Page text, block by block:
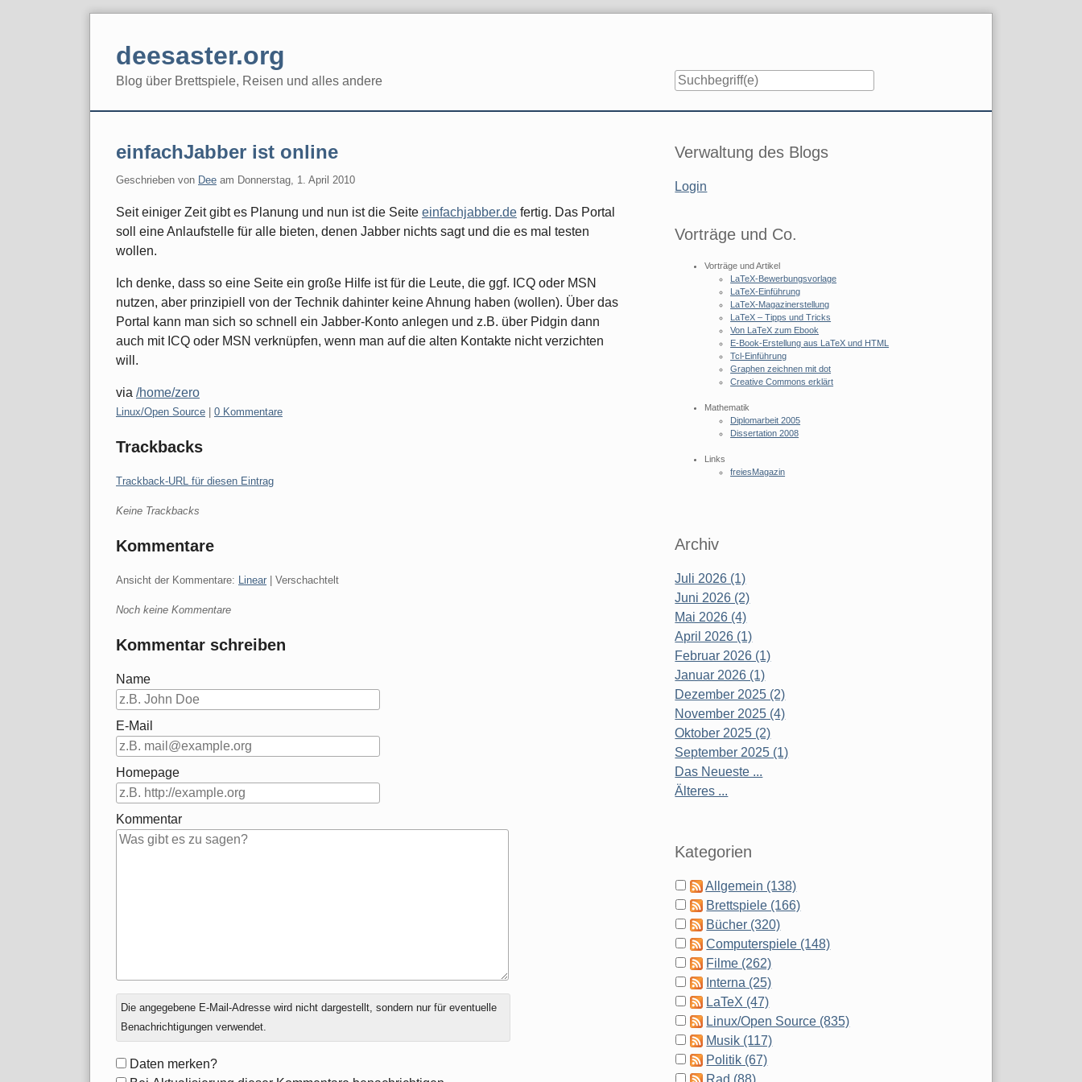
deesaster.org
Blog über Brettspiele, Reisen und alles andere
einfachJabber ist online
Geschrieben von Dee am Donnerstag, 1. April 2010
Seit einiger Zeit gibt es Planung und nun ist die Seite einfachjabber.de fertig. Das Portal
soll eine Anlaufstelle für alle bieten, denen Jabber nichts sagt und die es mal testen
wollen.
Ich denke, dass so eine Seite ein große Hilfe ist für die Leute, die ggf. ICQ oder MSN
nutzen, aber prinzipiell von der Technik dahinter keine Ahnung haben (wollen). Über das
Portal kann man sich so schnell ein Jabber-Konto anlegen und z.B. über Pidgin dann
auch mit ICQ oder MSN verknüpfen, wenn man auf die alten Kontakte nicht verzichten
will.
via /home/zero
Kategorien:
Linux/Open Source | 0 Kommentare
Trackbacks
Trackback-URL für diesen Eintrag
Keine Trackbacks
Kommentare
Ansicht der Kommentare: Linear | Verschachtelt
Noch keine Kommentare
Kommentar schreiben
Name
E-Mail
Homepage
Kommentar
Antwort
zu
Die angegebene E-Mail-Adresse wird nicht dargestellt, sondern nur für eventuelle
Benachrichtigungen verwendet.
Formular-
Daten merken?
Seitenleiste
Verwaltung des Blogs
Login
Vorträge und Co.
Vorträge und Artikel
LaTeX-Bewerbungsvorlage
LaTeX-Einführung
LaTeX-Magazinerstellung
LaTeX – Tipps und Tricks
Von LaTeX zum Ebook
E-Book-Erstellung aus LaTeX und HTML
Tcl-Einführung
Graphen zeichnen mit dot
Creative Commons erklärt
Mathematik
Diplomarbeit 2005
Dissertation 2008
Links
freiesMagazin
Archiv
Juli 2026 (1)
Juni 2026 (2)
Mai 2026 (4)
April 2026 (1)
Februar 2026 (1)
Januar 2026 (1)
Dezember 2025 (2)
November 2025 (4)
Oktober 2025 (2)
September 2025 (1)
Das Neueste ...
Älteres ...
Kategorien
Allgemein (138)
Brettspiele (166)
Bücher (320)
Computerspiele (148)
Filme (262)
Interna (25)
LaTeX (47)
Linux/Open Source (835)
Musik (117)
Politik (67)
Rad (88)